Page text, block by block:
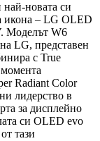
новата си
икона – LG OLED
Моделът W6
LG, представен
с True
Radiant Color
лидерство в
за дисплейно
си OLED evo
тази